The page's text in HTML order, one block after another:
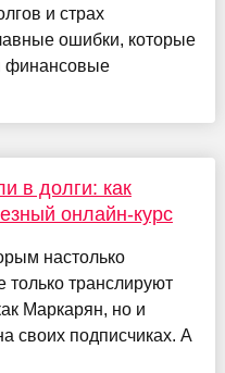
и страх
ошибки, которые
финансовые
в долги: как
онлайн-курс
настолько
только транслируют
Маркарян, но и
своих подписчиках. А